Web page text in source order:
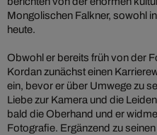
Mongolischen Falkner, sowohl
heute.
Obwohl er bereits früh von der
Kordan zunächst einen
ein, bevor er über Umwege zu
Liebe zur Kamera und die
bald die Oberhand und er
Fotografie. Ergänzend zu